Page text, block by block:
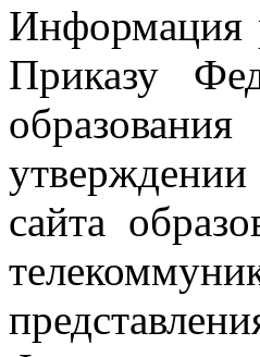
Информация
Приказу
сайта